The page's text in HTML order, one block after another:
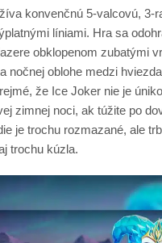
konvenčnú 5-valcovú, 3-
líniami. Hra sa
obklopenom zubatými
nočnej oblohe medzi
že Ice Joker nie je
zimnej noci, ak túžite po
je trochu rozmazané, ale
trochu kúzla.